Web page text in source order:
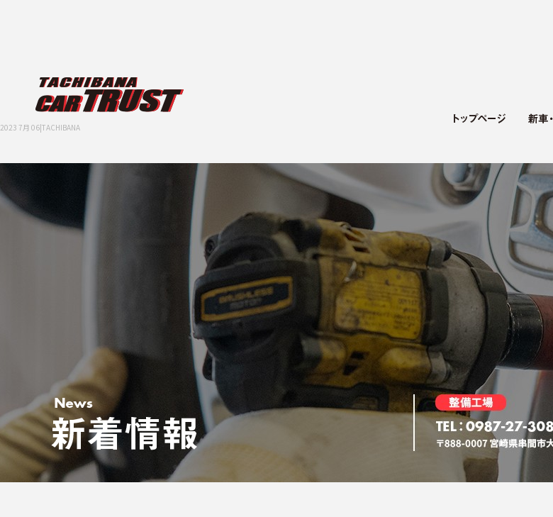
2023 7月 06|TACHIBANA